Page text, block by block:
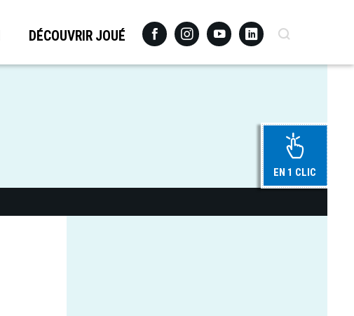
DÉCOUVRIR JOUÉ FacebookInstagramYoutubeLinkedinRecherche
EN 1 CLIC